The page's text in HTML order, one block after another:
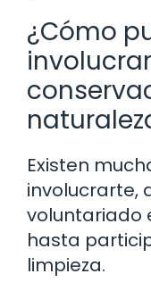
¿Cómo
Existen
involucrarte,
voluntariado
hasta
limpieza.